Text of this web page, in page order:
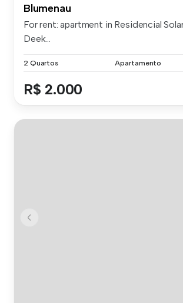
Blumenau
For rent: apartment in Residencial
Deek...
2 Quartos Apartamento
R$ 2.000